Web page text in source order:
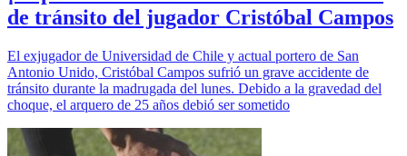
de tránsito del jugador Cristóbal Campos
El exjugador de Universidad de Chile y actual portero de San
Antonio Unido, Cristóbal Campos sufrió un grave accidente de
tránsito durante la madrugada del lunes. Debido a la gravedad del
choque, el arquero de 25 años debió ser sometido